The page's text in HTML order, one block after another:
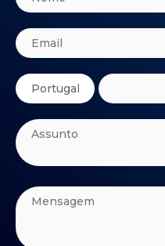
superior, através da
A excelência dos
incontornável,
design harmonioso a uma
incomparável,
de personalização,
ampla variedade de cores
uma ampla gama de
refletem perfeitamente o
cliente.